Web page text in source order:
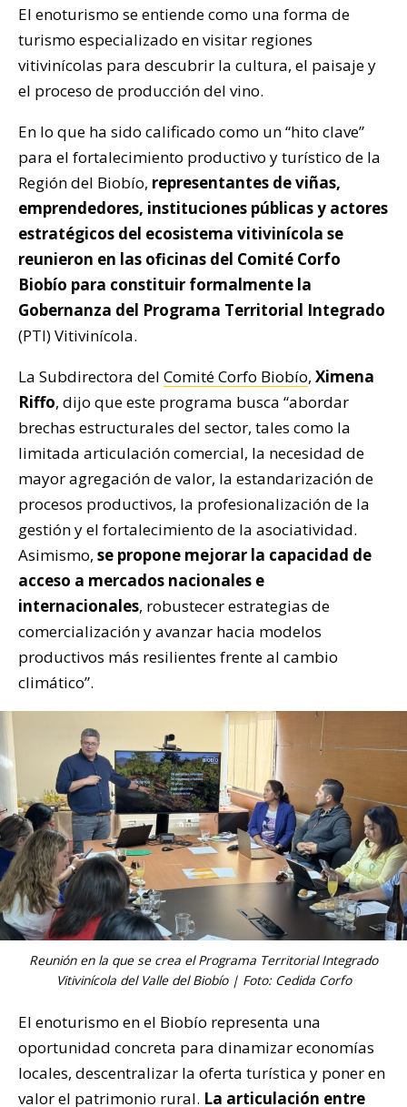
El enoturismo se entiende como una forma de
turismo especializado en visitar regiones
vitivinícolas para descubrir la cultura, el paisaje y
el proceso de producción del vino.
En lo que ha sido calificado como un “hito clave”
para el fortalecimiento productivo y turístico de la
Región del Biobío, representantes de viñas,
emprendedores, instituciones públicas y actores
estratégicos del ecosistema vitivinícola se
reunieron en las oficinas del Comité Corfo
Biobío para constituir formalmente la
Gobernanza del Programa Territorial Integrado
(PTI) Vitivinícola.
La Subdirectora del Comité Corfo Biobío, Ximena
Riffo, dijo que este programa busca “abordar
brechas estructurales del sector, tales como la
limitada articulación comercial, la necesidad de
mayor agregación de valor, la estandarización de
procesos productivos, la profesionalización de la
gestión y el fortalecimiento de la asociatividad.
Asimismo, se propone mejorar la capacidad de
acceso a mercados nacionales e
internacionales, robustecer estrategias de
comercialización y avanzar hacia modelos
productivos más resilientes frente al cambio
climático”.
Reunión en la que se crea el Programa Territorial Integrado
Vitivinícola del Valle del Biobío | Foto: Cedida Corfo
El enoturismo en el Biobío representa una
oportunidad concreta para dinamizar economías
locales, descentralizar la oferta turística y poner en
valor el patrimonio rural. La articulación entre